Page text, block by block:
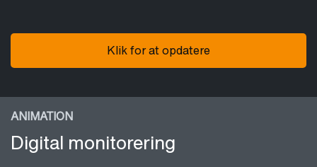
Klik for at opdatere
ANIMATION
Digital monitorering